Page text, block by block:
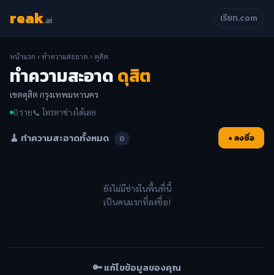
reak.ai เรียก.com
หน้าแรก ›ทำความสะอาด › ดุสิต
ทำความสะอาดดุสิต
เขตดุสิต กรุงเทพมหานคร
0 ราย📞 โทรหาช่างได้เลย
🧹 ทำความสะอาดทั้งหมด 0 + ลงชื่อ
ยังไม่มีช่างในพื้นที่นี้
เป็นคนแรกที่ลงชื่อ!
🔑 แก้ไขข้อมูลของคุณ